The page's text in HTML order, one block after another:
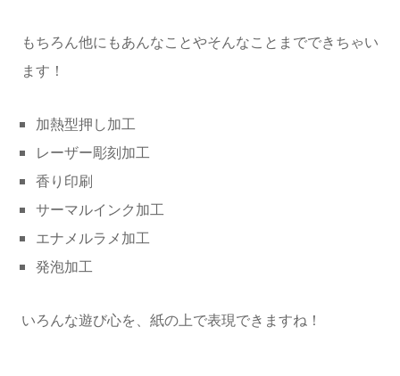
もちろん他にもあんなことやそんなことまでできちゃい
ます！
加熱型押し加工
レーザー彫刻加工
香り印刷
サーマルインク加工
エナメルラメ加工
発泡加工
いろんな遊び心を、紙の上で表現できますね！